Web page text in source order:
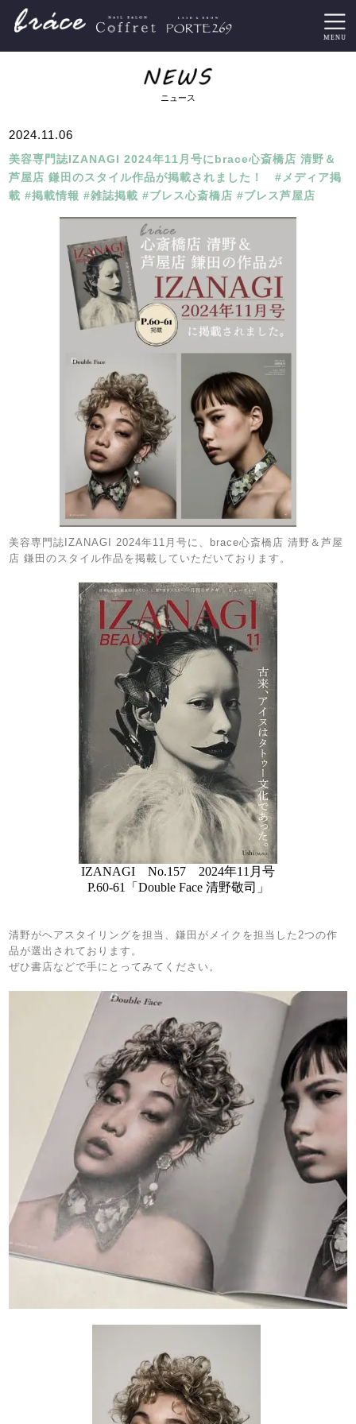
ニュース
2024.11.06
美容専門誌IZANAGI 2024年11月号にbrace心斎橋店 清野＆
芦屋店 鎌田のスタイル作品が掲載されました！ #メディア掲
載 #掲載情報 #雑誌掲載 #ブレス心斎橋店 #ブレス芦屋店
美容専門誌IZANAGI 2024年11月号に、brace心斎橋店 清野＆芦屋
店 鎌田のスタイル作品を掲載していただいております。
IZANAGI No.157 2024年11月号
P.60-61「Double Face 清野敬司」
清野がヘアスタイリングを担当、鎌田がメイクを担当した2つの作
品が選出されております。
ぜひ書店などで手にとってみてください。